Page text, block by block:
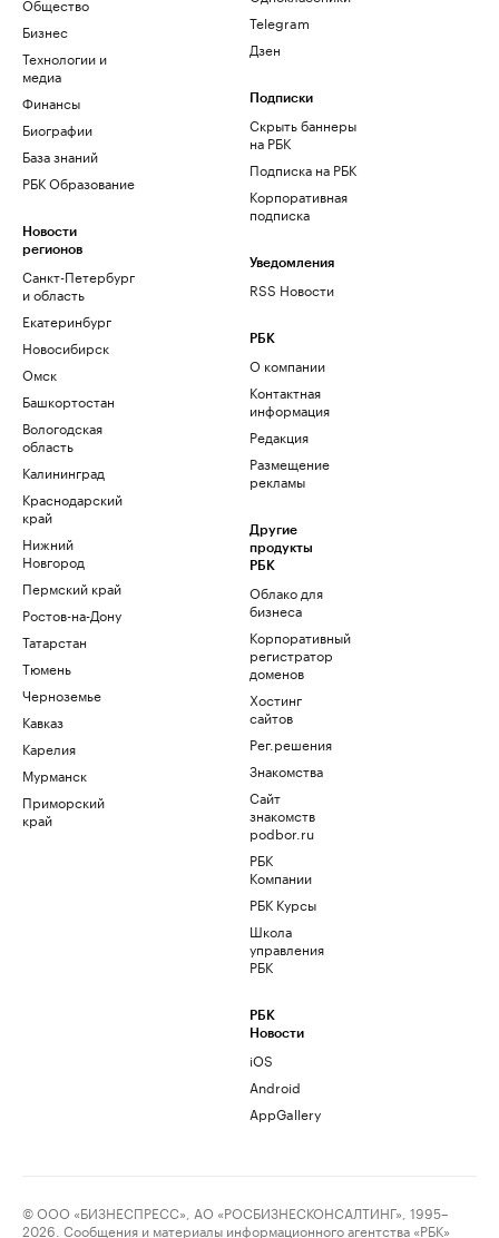
Бизнес
Технологии и
медиа
Финансы
Биографии
База знаний
РБК Образование
Новости
регионов
Санкт-Петербург
и область
Екатеринбург
Новосибирск
Омск
Башкортостан
Вологодская
область
Калининград
Краснодарский
край
Нижний
Новгород
Пермский край
Ростов-на-Дону
Татарстан
Тюмень
Черноземье
Кавказ
Карелия
Мурманск
Приморский
край
Telegram
Дзен
Подписки
Скрыть баннеры
на РБК
Подписка на РБК
Корпоративная
подписка
Уведомления
RSS Новости
РБК
О компании
Контактная
информация
Редакция
Размещение
рекламы
Другие
продукты
РБК
Облако для
бизнеса
Корпоративный
регистратор
доменов
Хостинг
сайтов
Рег.решения
Знакомства
Сайт
знакомств
podbor.ru
РБК
Компании
РБК Курсы
Школа
управления
РБК
РБК
Новости
iOS
Android
AppGallery
© ООО «БИЗНЕСПРЕСС», АО «РОСБИЗНЕСКОНСАЛТИНГ», 1995–
2026. Сообщения и материалы информационного агентства «РБК»